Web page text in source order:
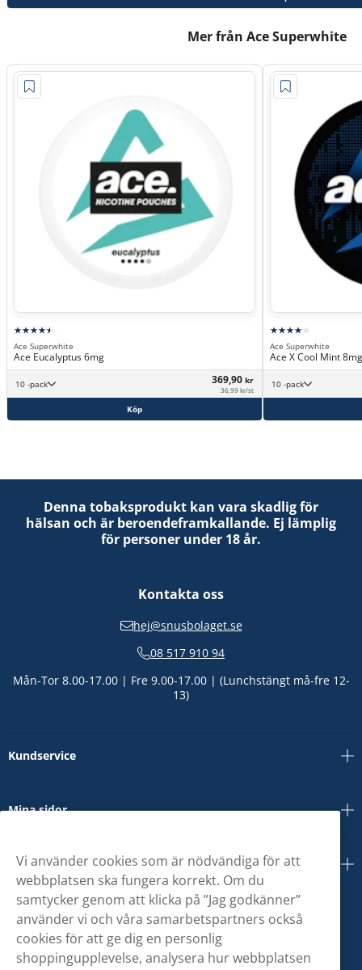
Mer från Ace Superwhite
Ace Superwhite
Ace Eucalyptus 6mg
10 -pack 369,90 kr
36,99 kr/st
Köp
Ace Superwhite
Ace X Cool Mint 8mg
10 -pack
Denna tobaksprodukt kan vara skadlig för
hälsan och är beroendeframkallande. Ej lämplig
för personer under 18 år.
Kontakta oss
hej@snusbolaget.se
08 517 910 94
Mån-Tor 8.00-17.00 | Fre 9.00-17.00 | (Lunchstängt må-fre 12-
13)
Kundservice
Mina sidor
Om oss
Vi använder cookies som är nödvändiga för att
webbplatsen ska fungera korrekt. Om du
samtycker genom att klicka på ”Jag godkänner”
använder vi och våra samarbetspartners också
cookies för att ge dig en personlig
shoppingupplevelse, analysera hur webbplatsen